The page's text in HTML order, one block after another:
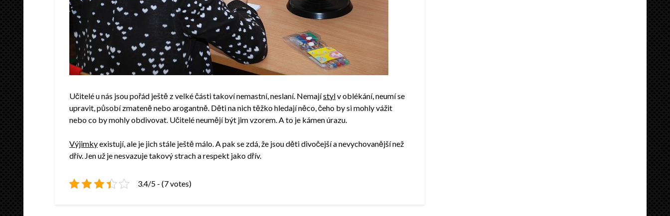
Učitelé u nás jsou pořád ještě z velké části takoví nemastní, neslaní. Nemajístylv oblékání, neumí se
upravit, působí zmateně nebo arogantně. Děti na nich těžko hledají něco, čeho by si mohly vážit
nebo co by mohly obdivovat. Učitelé neumějí být jim vzorem. A to je kámen úrazu.
Výjimkyexistují, ale je jich stále ještě málo. A pak se zdá, že jsou děti divočejší a nevychovanější než
dřív. Jen už je nesvazuje takový strach a respekt jako dřív.
3.4/5 - (7 votes)